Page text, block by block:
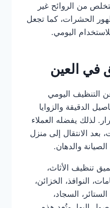
من الروائح غير
الحشرات، كما تجعل
اليومي.
في العين
التنظيف اليومي
الدقيقة والزوايا
لذلك يفضله العملاء
بعد الانتقال إلى منزل
والدهان.
تنظيف الأثاث،
النوافذ، الخزائن،
الستائر، السجاد،